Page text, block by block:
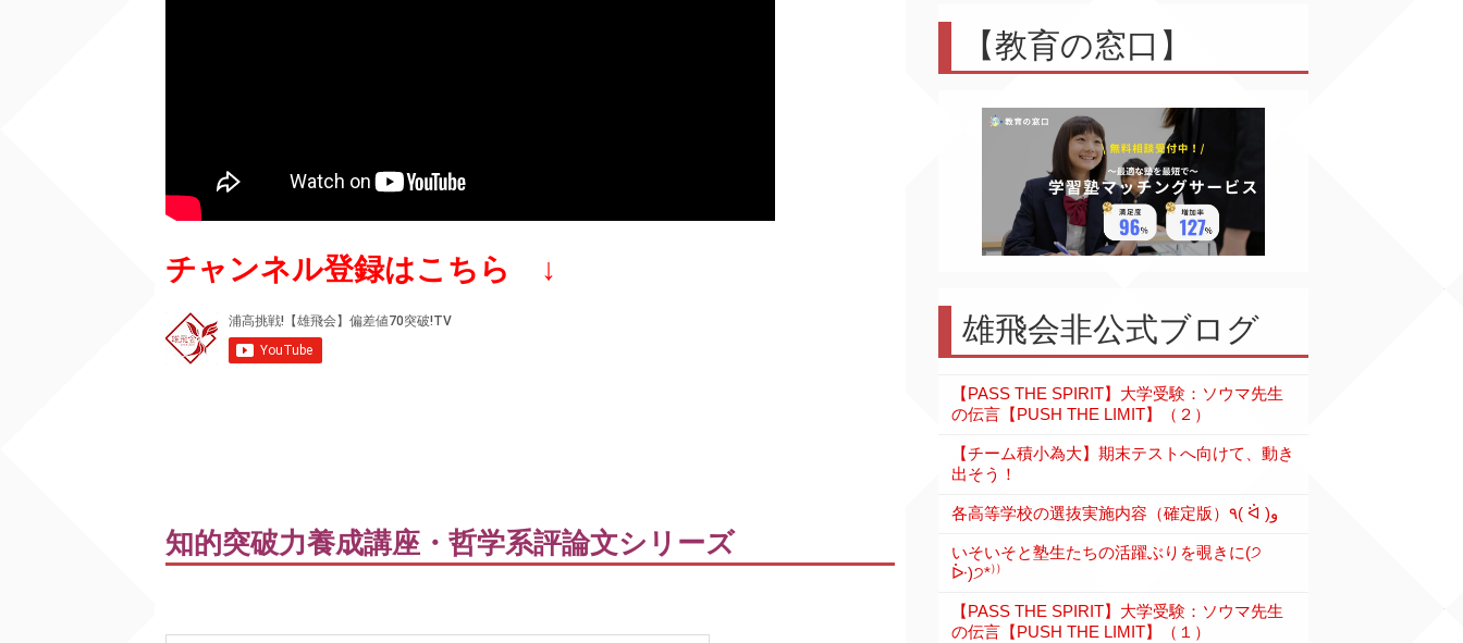
チャンネル登録はこちら ↓
知的突破力養成講座・哲学系評論文シリーズ
【教育の窓口】
雄飛会非公式ブログ
【PASS THE SPIRIT】大学受験：ソウマ先生
の伝言【PUSH THE LIMIT】（２）
【チーム積小為大】期末テストへ向けて、動き
出そう！
各高等学校の選抜実施内容（確定版）٩( ᐛ )و
いそいそと塾生たちの活躍ぶりを覗きに(੭
ᐕ)੭*⁾⁾
【PASS THE SPIRIT】大学受験：ソウマ先生
の伝言【PUSH THE LIMIT】（１）